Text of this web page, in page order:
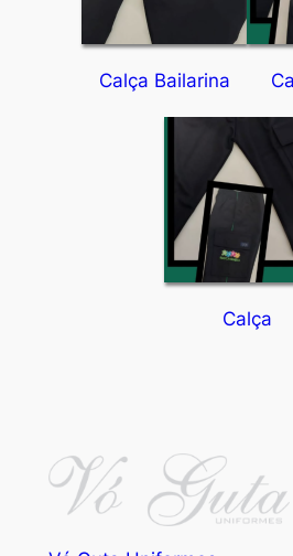
Calça Bailarina
Calça